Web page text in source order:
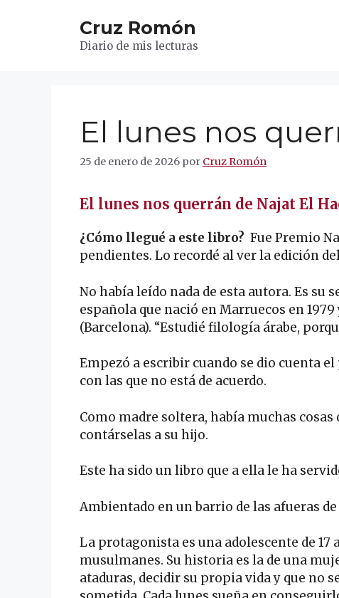
Cruz Romón
Diario de mis lecturas
El lunes nos
25 de enero de 2026 por Cruz Romón
El lunes nos querrán de Najat El
¿Cómo llegué a este libro? Fue Premio
pendientes. Lo recordé al ver la edición
No había leído nada de esta autora. Es su
española que nació en Marruecos en
(Barcelona). “Estudié filología árabe,
Empezó a escribir cuando se dio cuenta
con las que no está de acuerdo.
Como madre soltera, había muchas
contárselas a su hijo.
Este ha sido un libro que a ella le ha
Ambientado en un barrio de las afueras
La protagonista es una adolescente de
musulmanes. Su historia es la de una
ataduras, decidir su propia vida y que no